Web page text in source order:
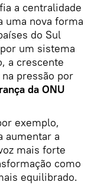
a centralidade
uma nova forma
do Sul
um sistema
a crescente
pressão por
da ONU
exemplo,
aumentar a
mais forte
como
equilibrado.